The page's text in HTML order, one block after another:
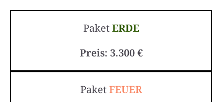
PaketERDE
Preis: 3.300 €
PaketFEUER